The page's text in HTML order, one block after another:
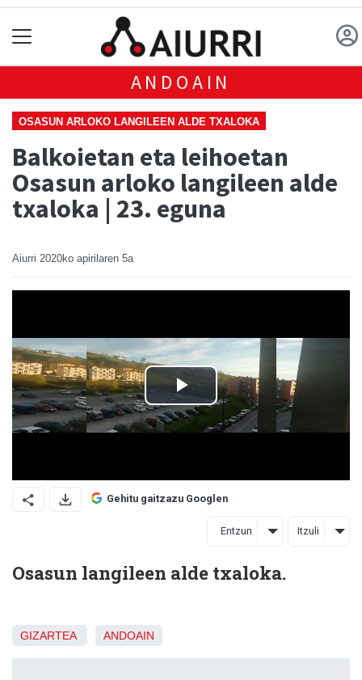
ANDOAIN
OSASUN ARLOKO LANGILEEN ALDE TXALOKA
Balkoietan eta leihoetan
Osasun arloko langileen alde
txaloka | 23. eguna
Aiurri 2020ko apirilaren 5a
Gehitu gaitzazu Googlen
Entzun Itzuli
Osasun langileen alde txaloka.
GIZARTEA ANDOAIN